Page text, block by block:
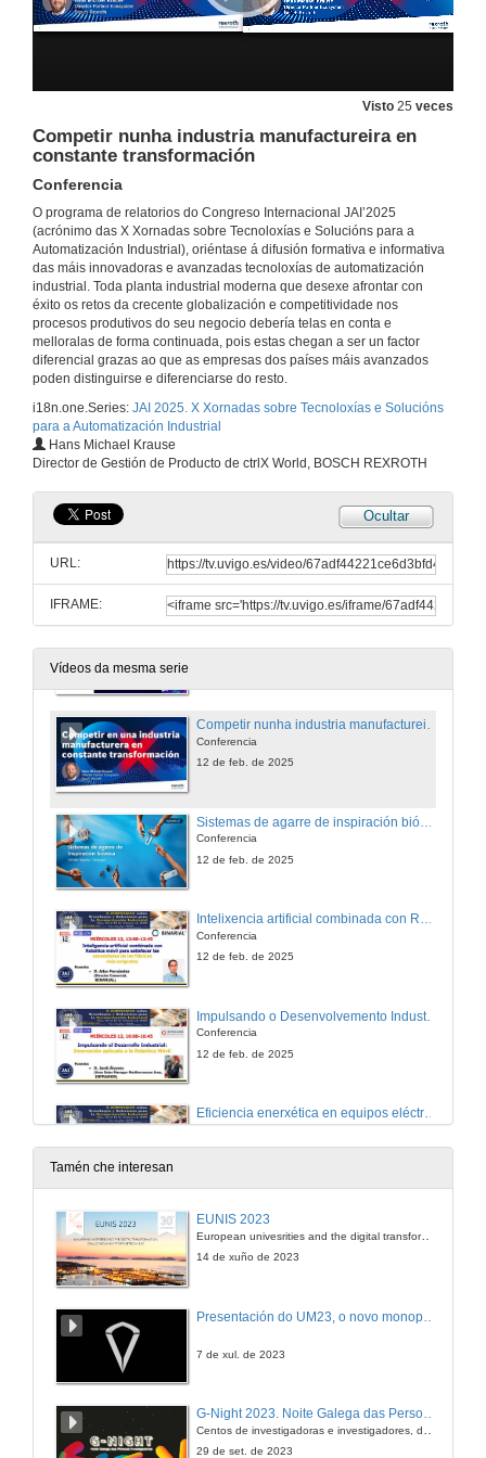
Visto 25 veces
Competir nunha industria manufactureira en
constante transformación
Conferencia
O programa de relatorios do Congreso Internacional JAI’2025
(acrónimo das X Xornadas sobre Tecnoloxías e Solucións para a
Automatización Industrial), oriéntase á difusión formativa e informativa
das máis innovadoras e avanzadas tecnoloxías de automatización
industrial. Toda planta industrial moderna que desexe afrontar con
éxito os retos da crecente globalización e competitividade nos
procesos produtivos do seu negocio debería telas en conta e
melloralas de forma continuada, pois estas chegan a ser un factor
diferencial grazas ao que as empresas dos países máis avanzados
poden distinguirse e diferenciarse do resto.
i18n.one.Series: JAI 2025. X Xornadas sobre Tecnoloxías e Solucións
para a Automatización Industrial
Hans Michael Krause
Director de Gestión de Producto de ctrlX World, BOSCH REXROTH
Ocultar
URL:
IFRAME:
Vídeos da mesma serie
Conferencia
Conferencia
11 de feb. de 2025
12 de feb. de 2025
O seguinte paso: IIoT, do sensor á dixitalización industrial
Conferencia
12 de feb. de 2025
Superando os desafíos de ciberseguridade na conectividade 4.0
Competir nunha industria manufactureira en constante transformación
Conferencia
12 de feb. de 2025
Conferencia
12 de feb. de 2025
Intelixencia artificial combinada con Robótica móbil para satisfacer as necesidades das fábricas máis esixentes
Conferencia
12 de feb. de 2025
Conferencia
12 de feb. de 2025
Eficiencia enerxética en equipos eléctricos, macrotendencia a exame
12 de feb. de 2025
Conferencia
Conferencia
Tamén che interesan
EUNIS 2023
European univesrities and the digital transformation: challenges and opportunities ahead
14 de xuño de 2023
7 de xul. de 2023
G-Night 2023. Noite Galega das Persoas Investigadoras. Conciencias creativas
29 de set. de 2023